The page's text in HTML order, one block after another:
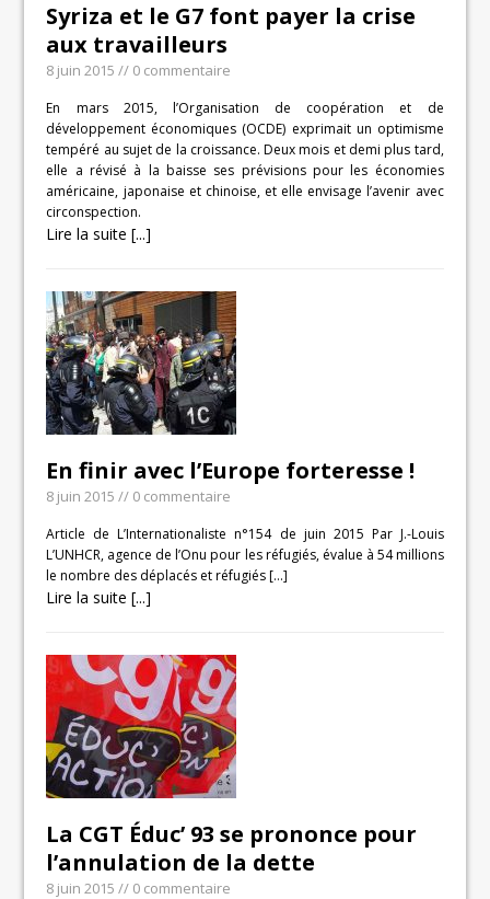
Syriza et le G7 font payer la crise
aux travailleurs
8 juin 2015 // 0 commentaire
En mars 2015, l’Organisation de coopération et de
développement économiques (OCDE) exprimait un optimisme
tempéré au sujet de la croissance. Deux mois et demi plus tard,
elle a révisé à la baisse ses prévisions pour les économies
américaine, japonaise et chinoise, et elle envisage l’avenir avec
circonspection.
Lire la suite [...]
En finir avec l’Europe forteresse !
8 juin 2015 // 0 commentaire
Article de L’Internationaliste n°154 de juin 2015 Par J.-Louis
L’UNHCR, agence de l’Onu pour les réfugiés, évalue à 54 millions
le nombre des déplacés et réfugiés[…]
Lire la suite [...]
La CGT Éduc’ 93 se prononce pour
l’annulation de la dette
8 juin 2015 // 0 commentaire